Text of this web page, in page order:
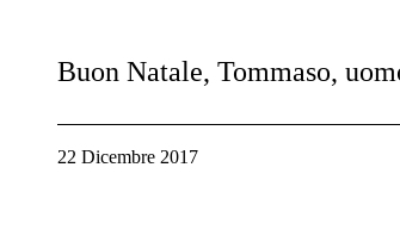
Buon Natale, Tommaso,
22 Dicembre 2017